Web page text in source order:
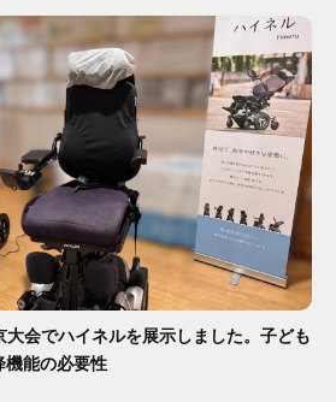
会でハイネルを展示しました。子ども
機能の必要性